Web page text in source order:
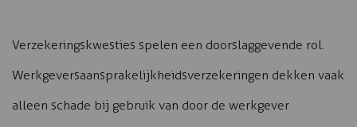
Verzekeringskwesties spelen een doorslaggevende rol.
Werkgeversaansprakelijkheidsverzekeringen dekken vaak
alleen schade bij gebruik van door de werkgever